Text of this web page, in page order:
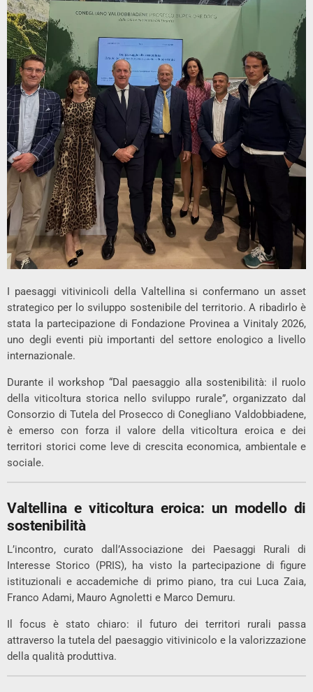
I paesaggi vitivinicoli della Valtellina si confermano un asset
strategico per lo sviluppo sostenibile del territorio. A ribadirlo è
stata la partecipazione di Fondazione Provinea a Vinitaly 2026,
uno degli eventi più importanti del settore enologico a livello
internazionale.
Durante il workshop “Dal paesaggio alla sostenibilità: il ruolo
della viticoltura storica nello sviluppo rurale”, organizzato dal
Consorzio di Tutela del Prosecco di Conegliano Valdobbiadene,
è emerso con forza il valore della viticoltura eroica e dei
territori storici come leve di crescita economica, ambientale e
sociale.
Valtellina e viticoltura eroica: un modello di
sostenibilità
L’incontro, curato dall’Associazione dei Paesaggi Rurali di
Interesse Storico (PRIS), ha visto la partecipazione di figure
istituzionali e accademiche di primo piano, tra cui Luca Zaia,
Franco Adami, Mauro Agnoletti e Marco Demuru.
Il focus è stato chiaro: il futuro dei territori rurali passa
attraverso la tutela del paesaggio vitivinicolo e la valorizzazione
della qualità produttiva.